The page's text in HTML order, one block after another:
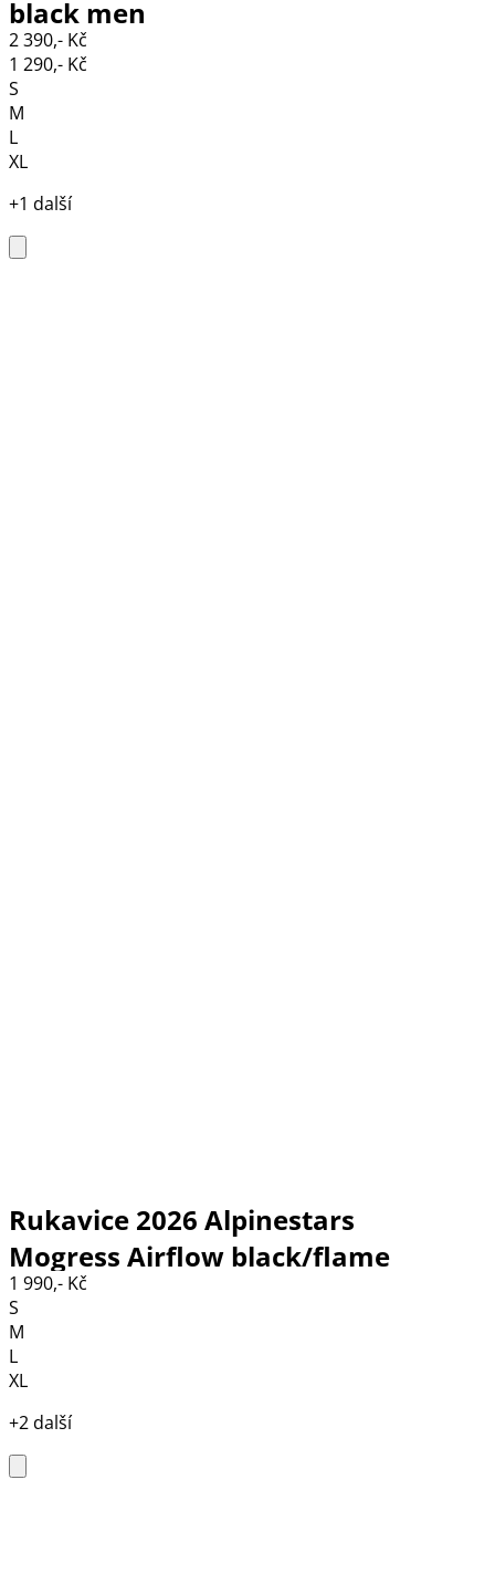
black men
2 390,- Kč
1 290,- Kč
S
M
L
XL
+1 další
Rukavice 2026 Alpinestars
Mogress Airflow black/flame
red/ecru
1 990,- Kč
S
M
L
XL
+2 další